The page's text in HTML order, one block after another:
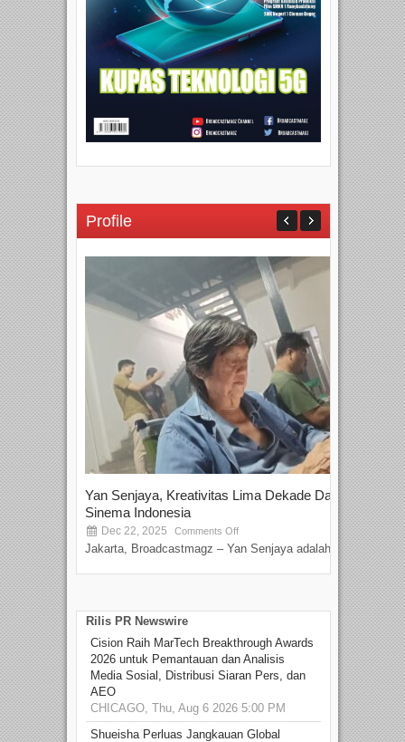
Profile
Yan Senjaya, Kreativitas Lima Dekade Dalam
Sinema Indonesia
Dec 22, 2025 Comments Off
Jakarta, Broadcastmagz – Yan Senjaya adalah...
Rilis PR Newswire
Cision Raih MarTech Breakthrough Awards
2026 untuk Pemantauan dan Analisis
Media Sosial, Distribusi Siaran Pers, dan
AEO
CHICAGO, Thu, Aug 6 2026 5:00 PM
Shueisha Perluas Jangkauan Global